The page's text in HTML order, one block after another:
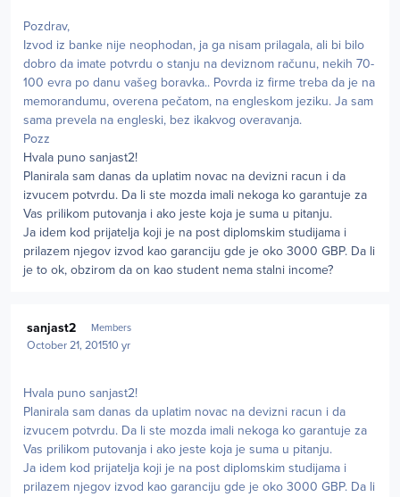
Pozdrav,
Izvod iz banke nije neophodan, ja ga nisam prilagala, ali bi bilo
dobro da imate potvrdu o stanju na deviznom računu, nekih 70-
100 evra po danu vašeg boravka.. Povrda iz firme treba da je na
memorandumu, overena pečatom, na engleskom jeziku. Ja sam
sama prevela na engleski, bez ikakvog overavanja.
Pozz
Hvala puno sanjast2!
Planirala sam danas da uplatim novac na devizni racun i da
izvucem potvrdu. Da li ste mozda imali nekoga ko garantuje za
Vas prilikom putovanja i ako jeste koja je suma u pitanju.
Ja idem kod prijatelja koji je na post diplomskim studijama i
prilazem njegov izvod kao garanciju gde je oko 3000 GBP. Da li
je to ok, obzirom da on kao student nema stalni income?
sanjast2 Members
October 21, 201510 yr
Hvala puno sanjast2!
Planirala sam danas da uplatim novac na devizni racun i da
izvucem potvrdu. Da li ste mozda imali nekoga ko garantuje za
Vas prilikom putovanja i ako jeste koja je suma u pitanju.
Ja idem kod prijatelja koji je na post diplomskim studijama i
prilazem njegov izvod kao garanciju gde je oko 3000 GBP. Da li